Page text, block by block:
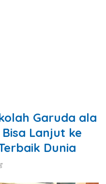
Garuda ala
Lanjut ke
Dunia